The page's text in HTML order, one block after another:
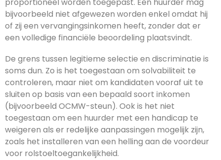
proportioneel worden toegepast. Een huurder mag
bijvoorbeeld niet afgewezen worden enkel omdat hij
of zij een vervangingsinkomen heeft, zonder dat er
een volledige financiële beoordeling plaatsvindt.
De grens tussen legitieme selectie en discriminatie is
soms dun. Zo is het toegestaan om solvabiliteit te
controleren, maar niet om kandidaten vooraf uit te
sluiten op basis van een bepaald soort inkomen
(bijvoorbeeld OCMW-steun). Ook is het niet
toegestaan om een huurder met een handicap te
weigeren als er redelijke aanpassingen mogelijk zijn,
zoals het installeren van een helling aan de voordeur
voor rolstoeltoegankelijkheid.